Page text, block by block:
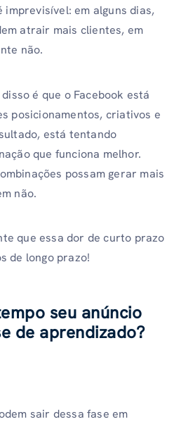
imprevisível: em alguns dias,
atrair mais clientes, em
não.
é que o Facebook está
posicionamentos, criativos e
está tentando
que funciona melhor.
possam gerar mais
não.
que essa dor de curto prazo
de longo prazo!
seu anúncio
de aprendizado?
sair dessa fase em